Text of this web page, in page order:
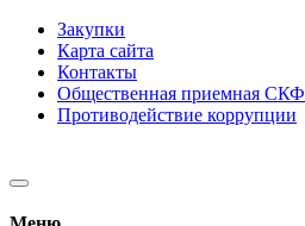
Закупки
Карта сайта
Контакты
Общественная приемная СКФ
Противодействие коррупции